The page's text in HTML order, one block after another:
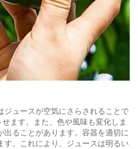
ジュースが空気にさらされることで
ます。また、色や風味も変化しま
ることがあります。容器を適切に
。これにより、ジュースは明るい